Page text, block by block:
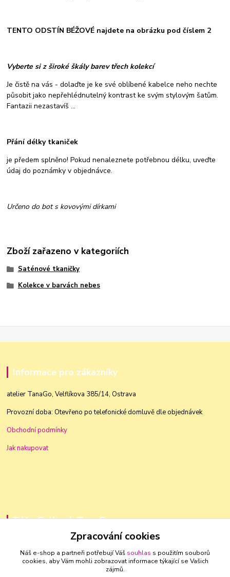
TENTO ODSTÍN BÉŽOVÉ najdete na obrázku pod číslem 2
Vyberte si z široké škály barev třech kolekcí
Je čistě na vás - dolaďte je ke své oblíbené kabelce neho nechte
působit jako nepřehlédnutelný kontrast ke svým stylovým šatům.
Fantazii nezastavíš ...
Přání délky tkaniček
je předem splněno! Pokud nenaleznete potřebnou délku, uveďte
údaj do poznámky v objednávce.
Určeno do bot s kovovými dírkami
Zboží zařazeno v kategoriích
Saténové tkaničky
Kolekce v barvách nebes
Informace pro zákazníky
atelier TanaGo, Velflíkova 385/14, Ostrava
Provozní doba: Otevřeno po telefonické domluvě dle objednávek
Obchodní podmínky
Jak nakupovat
Táňa Golková, TanaGo
+420 603 83 88 46
golkovat@seznam.cz
Zpracování cookies
Náš e-shop a partneři potřebují Váš souhlas s použitím souborů
cookies, aby Vám mohli zobrazovat informace týkající se Vašich
zájmů.